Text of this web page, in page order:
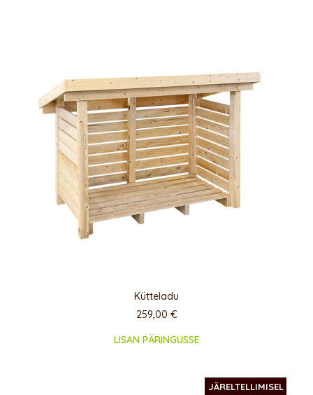
Kütteladu
259,00 €
LISAN PÄRINGUSSE
JÄRELTELLIMISEL